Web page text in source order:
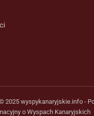
2025 wyspykanaryjskie.info -
o Wyspach Kanaryjskich